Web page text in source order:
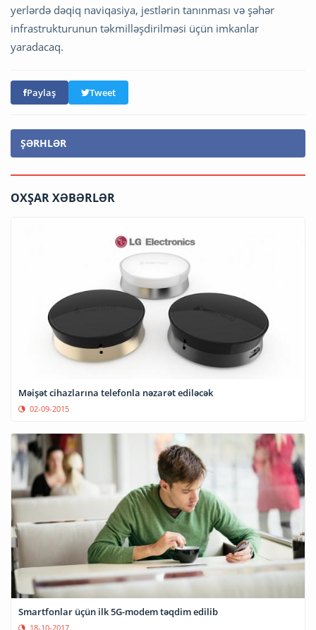
yerlərdə dəqiq naviqasiya, jestlərin tanınması və şəhər
infrastrukturunun təkmilləşdirilməsi üçün imkanlar
yaradacaq.
Paylaş Tweet
ŞƏRHLƏR
OXŞAR XƏBƏRLƏR
Məişət cihazlarına telefonla nəzarət ediləcək
02-09-2015
Smartfonlar üçün ilk 5G-modem təqdim edilib
18-10-2017